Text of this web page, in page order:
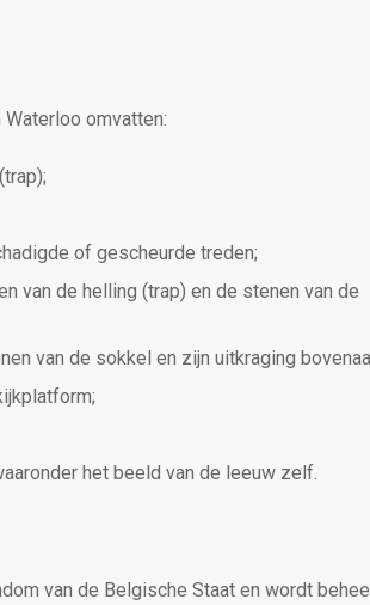
omvatten:
of gescheurde treden;
van de helling (trap) en de stenen van de
van de sokkel en zijn uitkraging
het beeld van de leeuw zelf.
van de Belgische Staat en wordt